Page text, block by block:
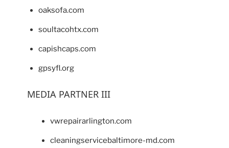
oaksofa.com
soultacohtx.com
capishcaps.com
gpsyfl.org
MEDIA PARTNER III
vwrepairarlington.com
cleaningservicebaltimore-md.com